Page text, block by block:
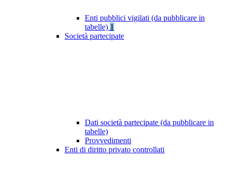
Enti pubblici vigilati (da pubblicare in
tabelle) 1
Società partecipate
Dati società partecipate (da pubblicare in
tabelle)
Provvedimenti
Enti di diritto privato controllati